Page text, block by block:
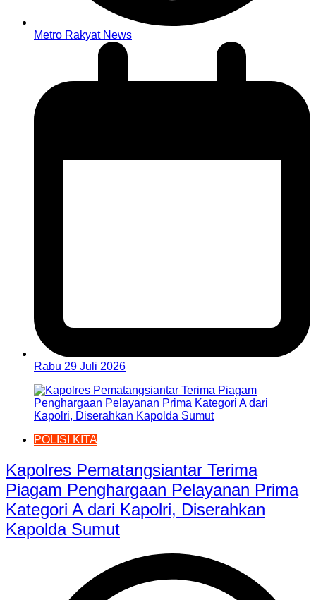
Metro Rakyat News
Rabu 29 Juli 2026
POLISI KITA
Kapolres Pematangsiantar Terima
Piagam Penghargaan Pelayanan Prima
Kategori A dari Kapolri, Diserahkan
Kapolda Sumut